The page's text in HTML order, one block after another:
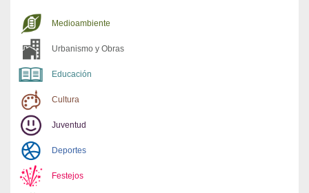
Medioambiente
Urbanismo y Obras
Educación
Cultura
Juventud
Deportes
Festejos